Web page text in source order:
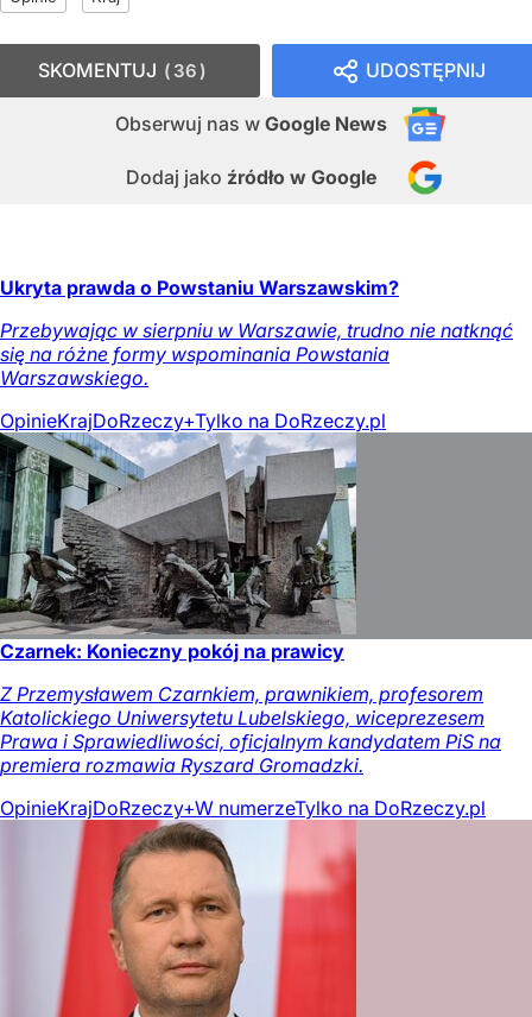
UDOSTĘPNIJ
Obserwuj nas w Google News
Dodaj jako źródło w Google
SKOMENTUJ 36
Ukryta prawda o Powstaniu Warszawskim?
Przebywając w sierpniu w Warszawie, trudno nie natknąć
się na różne formy wspominania Powstania
Warszawskiego.
OpinieKrajDoRzeczy+Tylko na DoRzeczy.pl
Czarnek: Konieczny pokój na prawicy
Z Przemysławem Czarnkiem, prawnikiem, profesorem
Katolickiego Uniwersytetu Lubelskiego, wiceprezesem
Prawa i Sprawiedliwości, oficjalnym kandydatem PiS na
premiera rozmawia Ryszard Gromadzki.
OpinieKrajDoRzeczy+W numerzeTylko na DoRzeczy.pl